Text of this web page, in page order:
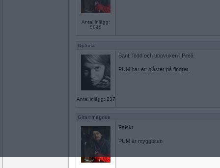
Antal inlägg:
5045
Optima
Antal inlägg: 237
Sant, född och uppvuxen i Piteå.
PUM har ett plåster på fingret.
Gitarrmagnus
Falskt
PUM är myggbiten